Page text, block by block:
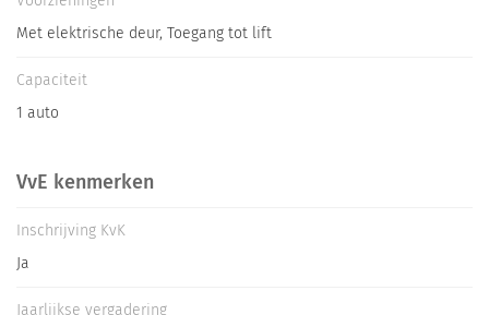
- Three well-proportioned bedrooms
- Private parking space in secured underground garage
- Lift accessible directly from the garage
- Walking distance to Zaandam centre and train station
- Quiet, green and well-organised residential neighbourhood
Met elektrische deur, Toegang tot lift
Capaciteit
1 auto
VvE kenmerken
Inschrijving KvK
Ja
Jaarlijkse vergadering